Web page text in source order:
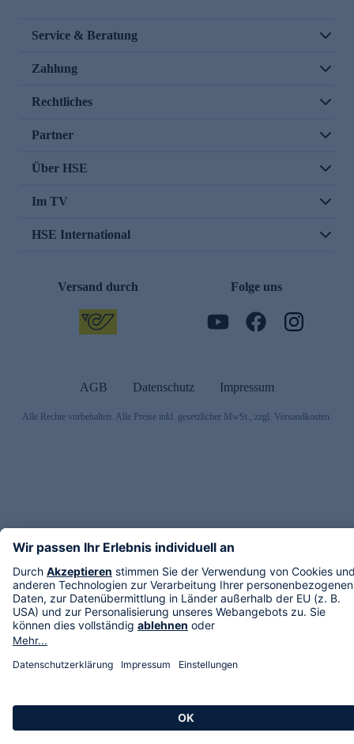
Service & Beratung
Zahlung
Rechtliches
Partner
Über HSE
Im TV
HSE International
Versand durch Folge uns
AGB Datenschutz Impressum
Alle Rechte vorbehalten. Alle Preise inkl. gesetzlicher MwSt., zzgl. Versandkosten.